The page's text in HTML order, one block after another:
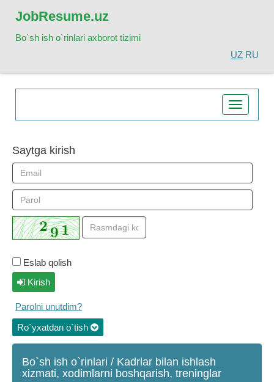
JobResume.uz
Bo`sh ish o`rinlari axborot tizimi
UZ RU
Toggle
navigation
Saytga kirish
Eslab qolish
Kirish
Parolni unutdim?
Ro`yxatdan o`tish
Bo`sh ish o`rinlari / Kadrlar bilan ishlash
xizmati, xodimlarni boshqarish, treninglar